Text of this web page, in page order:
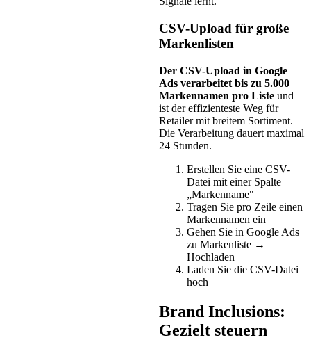
CSV-Upload für große
Markenlisten
Der CSV-Upload in Google
Ads verarbeitet bis zu 5.000
Markennamen pro Liste und
ist der effizienteste Weg für
Retailer mit breitem Sortiment.
Die Verarbeitung dauert maximal
24 Stunden.
Erstellen Sie eine CSV-
Datei mit einer Spalte
„Markenname"
Tragen Sie pro Zeile einen
Markennamen ein
Gehen Sie in Google Ads
zu Markenliste →
Hochladen
Laden Sie die CSV-Datei
hoch
Brand Inclusions:
Gezielt steuern